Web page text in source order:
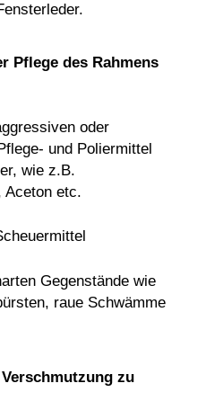
Pflege des Rahmens
oder
und Poliermittel
wie z.B.
Aceton etc.
Gegenstände wie
raue Schwämme
zu